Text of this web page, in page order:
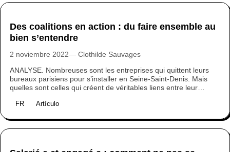
Des coalitions en action : du faire ensemble au
bien s’entendre
2 noviembre 2022 Clothilde Sauvages
ANALYSE. Nombreuses sont les entreprises qui quittent leurs
bureaux parisiens pour s’installer en Seine-Saint-Denis. Mais
quelles sont celles qui créent de véritables liens entre leur
de la transition, à quoi pourrait ressembler la coopération
d’expérience.
FR Artículo